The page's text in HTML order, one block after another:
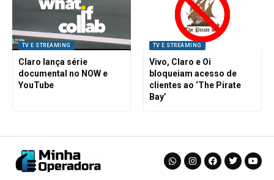
TV E STREAMING
Claro lança série
documental no NOW e
YouTube
TV E STREAMING
Vivo, Claro e Oi
bloqueiam acesso de
clientes ao ‘The Pirate
Bay’